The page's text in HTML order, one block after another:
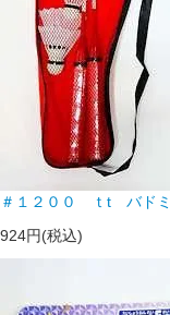
＃１２００ ｔt バドミ
924円(税込)